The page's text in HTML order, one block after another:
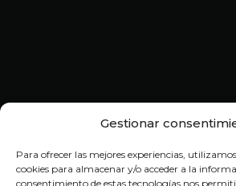
Gestionar
Para ofrecer las mejores experiencias,
cookies para almacenar y/o acceder a la
consentimiento de estas tecnologías nos